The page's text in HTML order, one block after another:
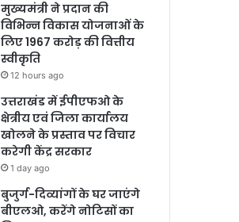
मुख्यमंत्री ने प्रदान की
विभिन्न विकास योजनाओं के
लिए 1967 करोड़ की वित्तीय
स्वीकृति
12 hours ago
उत्तराखंड में ईपीएफओ के
क्षेत्रीय एवं जिला कार्यालय
खोलने के प्रस्ताव पर विचार
करेगी केंद्र सरकार
1 day ago
बुजुर्ग-दिव्यांगों के घर जाएंगे
बीएलओ, करेंगे नोटिसों का